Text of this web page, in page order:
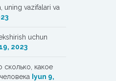
uning vazifalari va
uchun
2023
какое
Iyun 9,